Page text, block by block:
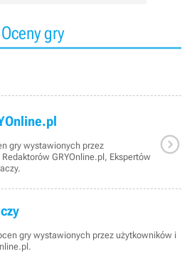
Oceny gry
gry wystawionych przez
GRYOnline.pl, Ekspertów

gry wystawionych przez użytkowników i